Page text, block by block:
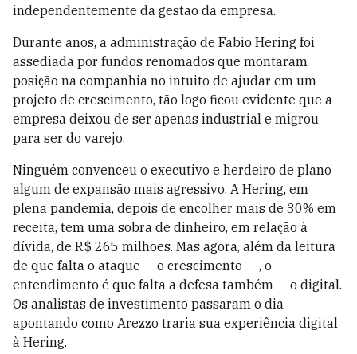
independentemente da gestão da empresa.
Durante anos, a administração de Fabio Hering foi
assediada por fundos renomados que montaram
posição na companhia no intuito de ajudar em um
projeto de crescimento, tão logo ficou evidente que a
empresa deixou de ser apenas industrial e migrou
para ser do varejo.
Ninguém convenceu o executivo e herdeiro de plano
algum de expansão mais agressivo. A Hering, em
plena pandemia, depois de encolher mais de 30% em
receita, tem uma sobra de dinheiro, em relação à
dívida, de R$ 265 milhões. Mas agora, além da leitura
de que falta o ataque — o crescimento — , o
entendimento é que falta a defesa também — o digital.
Os analistas de investimento passaram o dia
apontando como Arezzo traria sua experiência digital
à Hering.